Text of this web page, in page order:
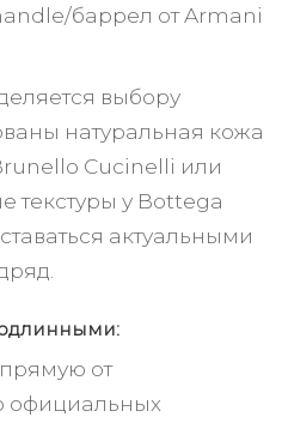
баррел от Armani
выбору
натуральная кожа
Cucinelli или
текстуры у Bottega
актуальными
от
официальных